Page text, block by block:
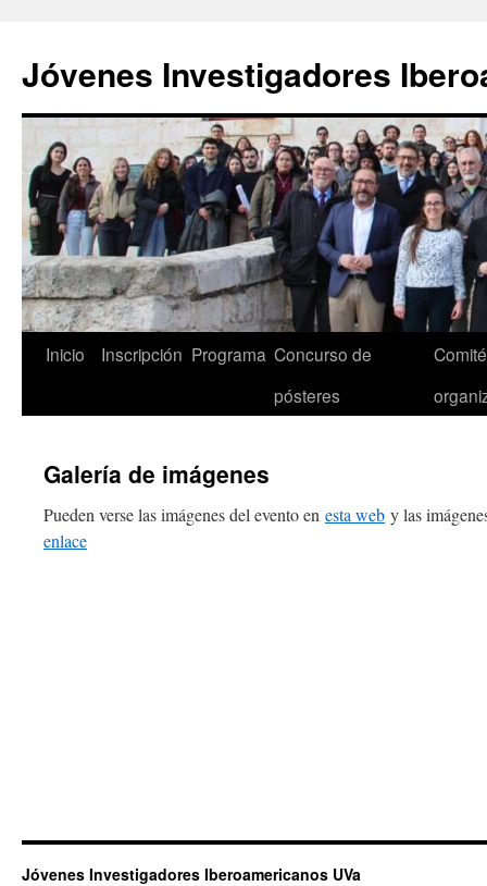
contenido
Jóvenes Investigadores
Inicio Inscripción Programa Concurso de
pósteres
Galería de imágenes
Pueden verse las imágenes del evento en esta web y las
enlace
Jóvenes Investigadores Iberoamericanos UVa